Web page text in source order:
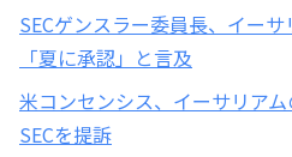
SECゲンスラー委員長、イー
「夏に承認」と言及
米コンセンシス、イーサリア
SECを提訴